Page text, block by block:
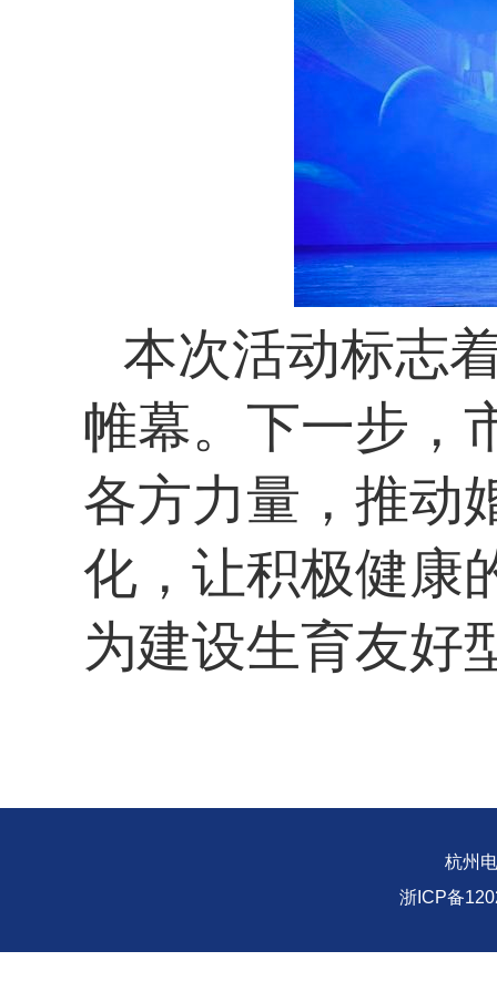
本次活动标志
帷幕。下一步，
各方力量，推动
化，让积极健康
为建设生育友好
杭州
浙ICP备